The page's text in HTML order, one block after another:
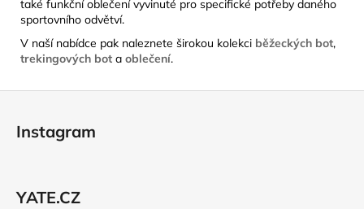
také funkční oblečení vyvinuté pro specifické potřeby daného
sportovního odvětví.
V naší nabídce pak naleznete širokou kolekci běžeckých bot,
trekingových bot a oblečení.
Instagram
YATE.CZ